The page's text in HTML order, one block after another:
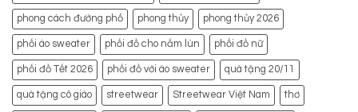
phong cách đường phố phong thủy phong thủy 2026
phối áo sweater phối đồ cho nấm lùn phối đồ nữ
phối đồ Tết 2026 phối đồ với áo sweater quà tặng 20/11
quà tặng cô giáo streetwear Streetwear Việt Nam thơ